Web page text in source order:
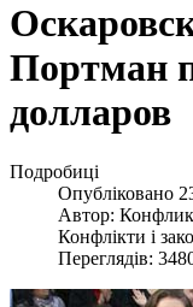
Портман
долларов
Подробиці
Опубліковано
Автор:
Конфлікти і
Переглядів: